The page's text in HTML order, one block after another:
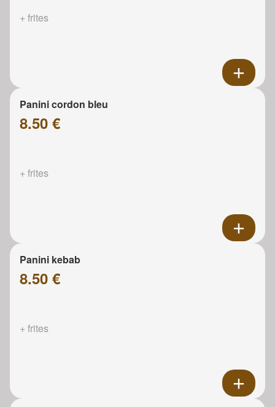
+ frites
Panini cordon bleu
8.50 €
+ frites
Panini kebab
8.50 €
+ frites